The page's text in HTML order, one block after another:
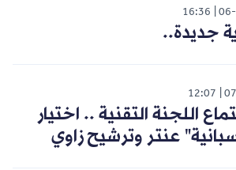
16:36
جديدة..
12:07
اللجنة التقنية .. اختيار
عنتر وترشيح زاوي